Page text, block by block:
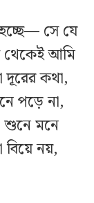
সে যে
আমি
দূরের কথা,
পড়ে না,
শুনে মনে
বিয়ে নয়,